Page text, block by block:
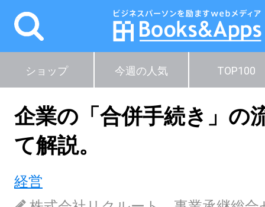
ショップ 今週の人気 TOP100
企業の「合併手続き」の
て解説。
経営